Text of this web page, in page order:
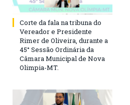
Corte da fala na tribuna do
Vereador e Presidente
Rimer de Oliveira, durante a
45° Sessão Ordinária da
Câmara Municipal de Nova
Olimpia-MT.